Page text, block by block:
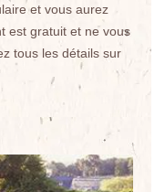
et vous aurez
est gratuit et ne vous
tous les détails sur